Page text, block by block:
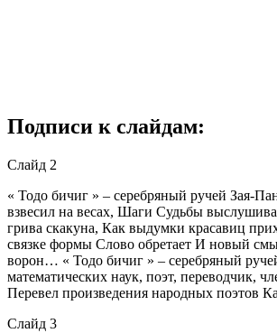
Подписи к слайдам:
Слайд 2
« Тодо бичиг » – серебряный ручей Зая-
взвесил на весах, Шаги Судьбы
грива скакуна, Как выдумки красавиц
связке формы Слово обретает И новый
ворон… « Тодо бичиг » – серебряный
математических наук, поэт, переводчик,
Перевел произведения народных
Слайд 3